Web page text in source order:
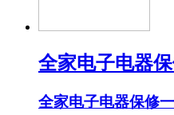
全家电子电器保
全家电子电器保修一